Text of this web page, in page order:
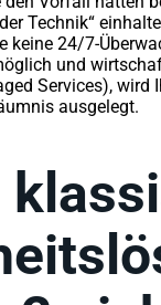
Technik“
keine 24/7-
und
Services), wird
ausgelegt.